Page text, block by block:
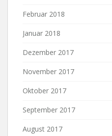
Februar 2018
Januar 2018
Dezember 2017
November 2017
Oktober 2017
September 2017
August 2017